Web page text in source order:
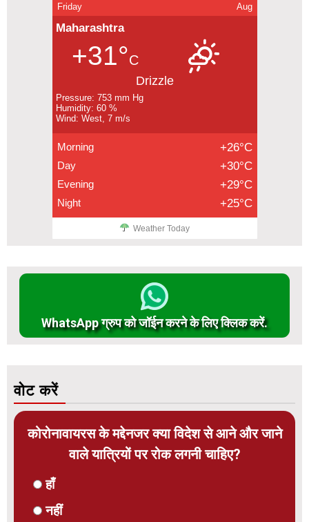
Friday Aug
Maharashtra
+31°C
Drizzle
Pressure: 753 mm Hg
Humidity: 60 %
Wind: West, 7 m/s
Morning +26°C
Day +30°C
Evening +29°C
Night +25°C
Weather Today
WhatsApp ग्रुप को जॉईन करने के लिए क्लिक करें.
वोट करें
कोरोनावायरस के मद्देनजर क्या विदेश से आने और जाने
वाले यात्रियों पर रोक लगनी चाहिए?
हाँ
नहीं